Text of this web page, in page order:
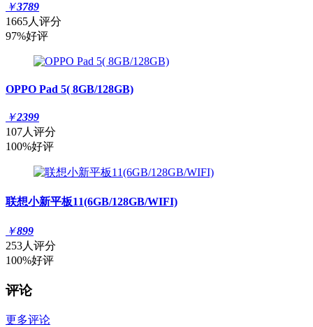
￥3789
1665人评分
97%好评
OPPO Pad 5( 8GB/128GB)
￥2399
107人评分
100%好评
联想小新平板11(6GB/128GB/WIFI)
￥899
253人评分
100%好评
评论
更多评论